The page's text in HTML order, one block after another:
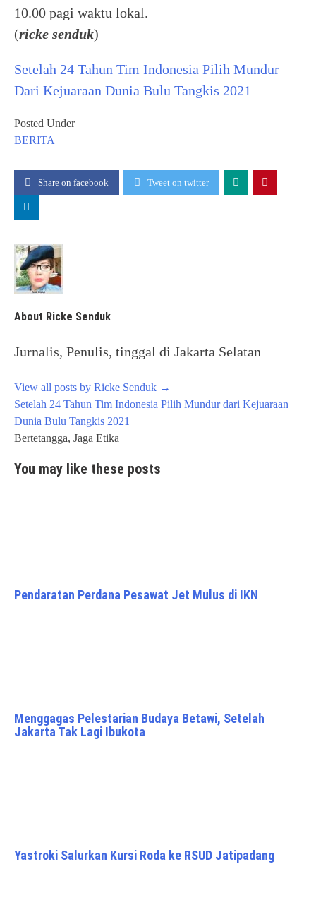
10.00 pagi waktu lokal.
(ricke senduk)
Setelah 24 Tahun Tim Indonesia Pilih Mundur
Dari Kejuaraan Dunia Bulu Tangkis 2021
Posted Under
BERITA
Share on facebook Tweet on twitter
About Ricke Senduk
Jurnalis, Penulis, tinggal di Jakarta Selatan
View all posts by Ricke Senduk →
Post
navigation
Setelah 24 Tahun Tim Indonesia Pilih Mundur dari Kejuaraan
Dunia Bulu Tangkis 2021
Bertetangga, Jaga Etika
You may like these posts
Pendaratan Perdana Pesawat Jet Mulus di IKN
Menggagas Pelestarian Budaya Betawi, Setelah
Jakarta Tak Lagi Ibukota
Yastroki Salurkan Kursi Roda ke RSUD Jatipadang